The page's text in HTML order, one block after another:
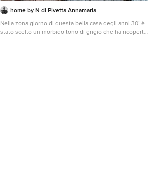
home by N di Pivetta Annamaria
Nella zona giorno di questa bella casa degli anni 30’ è
stato scelto un morbido tono di grigio che ha ricoperto